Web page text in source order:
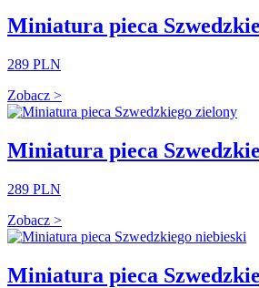
Miniatura pieca
289 PLN
Zobacz >
Miniatura pieca
289 PLN
Zobacz >
Miniatura pieca